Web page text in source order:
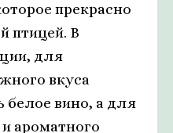
прекрасно
птицей. В
для
вкуса
белое вино, а для
ароматного